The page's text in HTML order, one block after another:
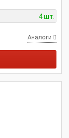
4 шт.
Аналоги